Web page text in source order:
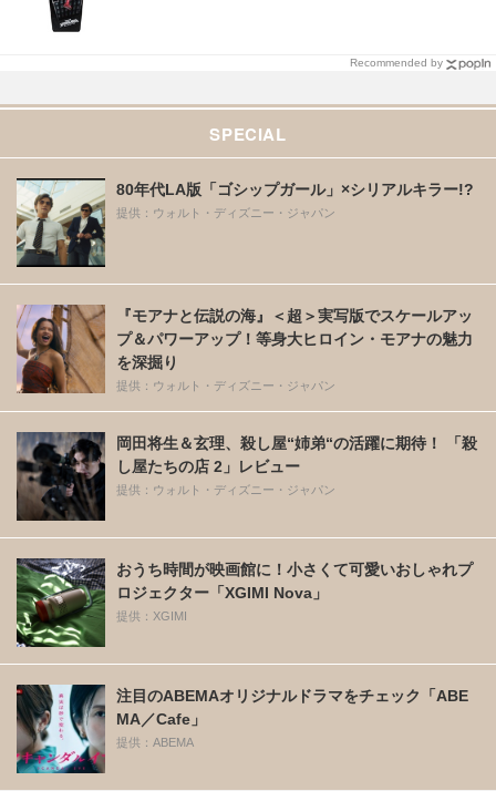
Recommended by
SPECIAL
80年代LA版「ゴシップガール」×シリアルキラー!?
提供：ウォルト・ディズニー・ジャパン
『モアナと伝説の海』＜超＞実写版でスケールアッ
プ＆パワーアップ！等身大ヒロイン・モアナの魅力
を深掘り
提供：ウォルト・ディズニー・ジャパン
岡田将生＆玄理、殺し屋“姉弟“の活躍に期待！ 「殺
し屋たちの店 2」レビュー
提供：ウォルト・ディズニー・ジャパン
おうち時間が映画館に！小さくて可愛いおしゃれプ
ロジェクター「XGIMI Nova」
提供：XGIMI
注目のABEMAオリジナルドラマをチェック「ABE
MA／Cafe」
提供：ABEMA